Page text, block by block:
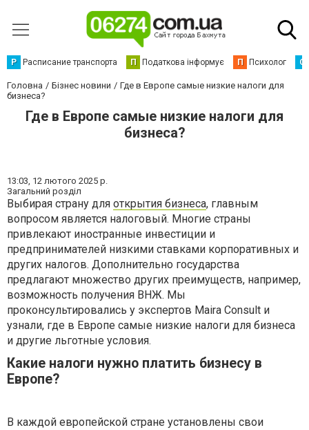
Р Расписание транспорта П Податкова інформує П Психолог С
Головна Бізнес новини
Где в Европе самые низкие налоги для
бизнеса?
Где в Европе самые низкие налоги для
бизнеса?
13:03, 12 лютого 2025 р.
Загальний розділ
Выбирая страну для открытия бизнеса, главным
вопросом является налоговый. Многие страны
привлекают иностранные инвестиции и
предпринимателей низкими ставками корпоративных и
других налогов. Дополнительно государства
предлагают множество других преимуществ, например,
возможность получения ВНЖ. Мы
проконсультировались у экспертов Maira Consult и
узнали, где в Европе самые низкие налоги для бизнеса
и другие льготные условия.
Какие налоги нужно платить бизнесу в
Европе?
В каждой европейской стране установлены свои